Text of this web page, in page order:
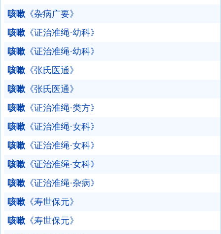
咳嗽 《杂病广要》
咳嗽 《证治准绳·幼科》
咳嗽 《证治准绳·幼科》
咳嗽 《张氏医通》
咳嗽 《张氏医通》
咳嗽 《证治准绳·类方》
咳嗽 《证治准绳·女科》
咳嗽 《证治准绳·女科》
咳嗽 《证治准绳·女科》
咳嗽 《证治准绳·杂病》
咳嗽 《寿世保元》
咳嗽 《寿世保元》